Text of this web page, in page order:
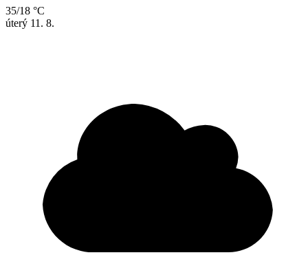
35/18 °C
úterý 11. 8.